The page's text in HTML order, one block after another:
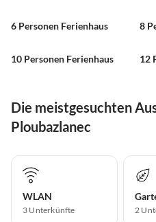
6 Personen Ferienhaus 8
10 Personen Ferienhaus 12
Die meistgesuchten
Ploubazlanec
WLAN
3 Unterkünfte 2